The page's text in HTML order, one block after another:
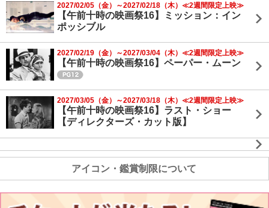
2027/02/05（金）～2027/02/18（木）≪2週間限定上映≫
【午前十時の映画祭16】ミッション：イン
ポッシブル
2027/02/19（金）～2027/03/04（木）≪2週間限定上映≫
【午前十時の映画祭16】ペーパー・ムーン
2027/03/05（金）～2027/03/18（木）≪2週間限定上映≫
【午前十時の映画祭16】ラスト・ショー
【ディレクターズ・カット版】
アイコン・鑑賞制限について